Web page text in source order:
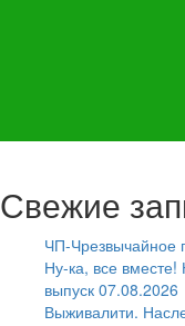
Свежие
ЧП-Чрезвычайное
Ну-ка, все вместе!
выпуск 07.08.2026
Выживалити.